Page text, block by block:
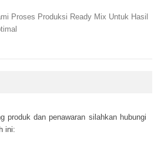
Proses Produksi Ready Mix Untuk Hasil
рrоduk dаn реnаwаrаn sіlаhkаn hubungі
іnі: